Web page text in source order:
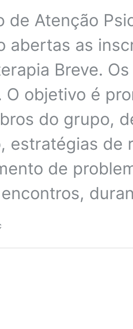
de Atenção
abertas as
Breve.
O objetivo é
do grupo,
estratégias de
de
encontros,